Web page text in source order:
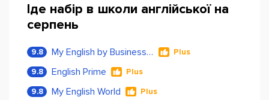
Іде набір в школи англійської на
серпень
9.8 My English by Business Language Plus
9.8 English Prime Plus
9.8 My English World Plus